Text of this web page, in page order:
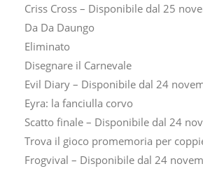
Criss Cross – Disponibile dal 25
Da Da Daungo
Eliminato
Disegnare il Carnevale
Evil Diary – Disponibile dal 24
Eyra: la fanciulla corvo
Scatto finale – Disponibile dal 24
Trova il gioco promemoria per
Frogvival – Disponibile dal 24